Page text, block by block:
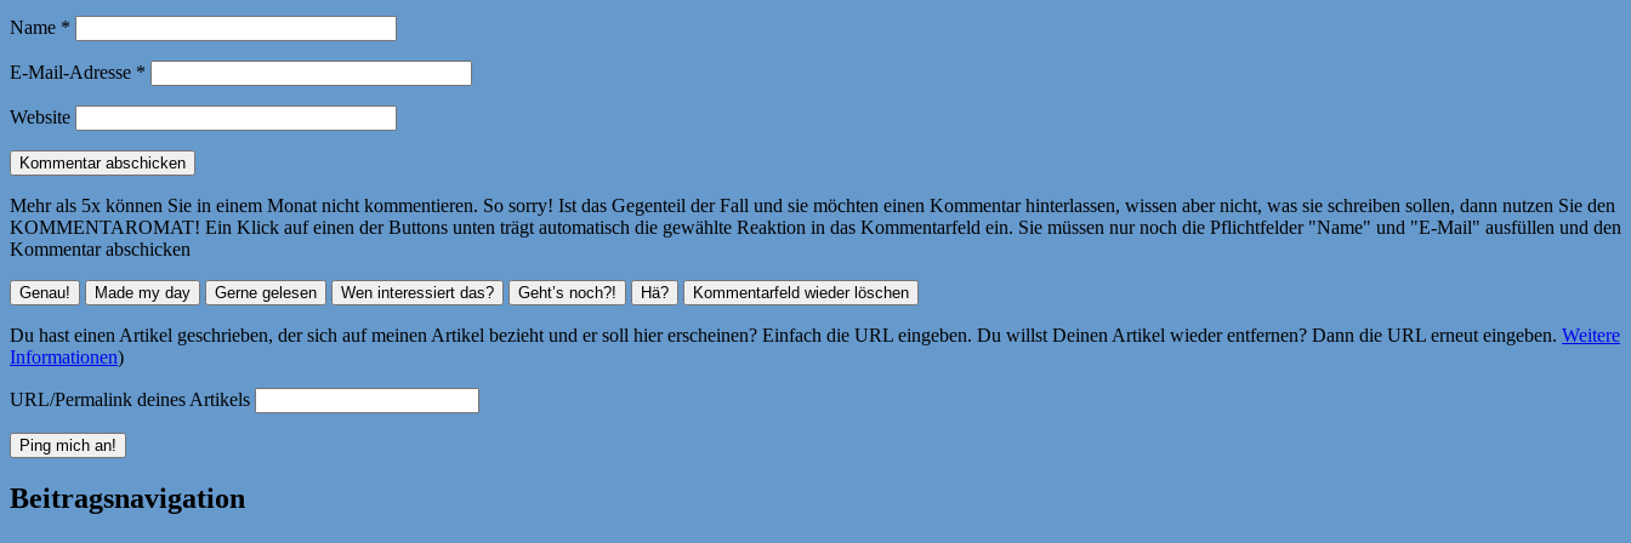
Name *
E-Mail-Adresse *
Website
Mehr als 5x können Sie in einem Monat nicht kommentieren. So sorry! Ist das Gegenteil der Fall und sie möchten einen Kommentar hinterlassen, wissen aber nicht, was sie schreiben sollen, dann nutzen Sie den
KOMMENTAROMAT! Ein Klick auf einen der Buttons unten trägt automatisch die gewählte Reaktion in das Kommentarfeld ein. Sie müssen nur noch die Pflichtfelder "Name" und "E-Mail" ausfüllen und den
Kommentar abschicken
Du hast einen Artikel geschrieben, der sich auf meinen Artikel bezieht und er soll hier erscheinen? Einfach die URL eingeben. Du willst Deinen Artikel wieder entfernen? Dann die URL erneut eingeben. Weitere
Informationen)
URL/Permalink deines Artikels
Beitragsnavigation